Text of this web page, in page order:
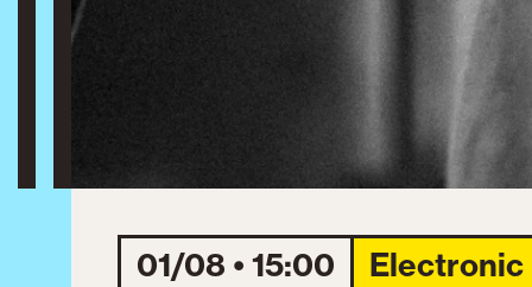
01/08 • 15:00 Electronic